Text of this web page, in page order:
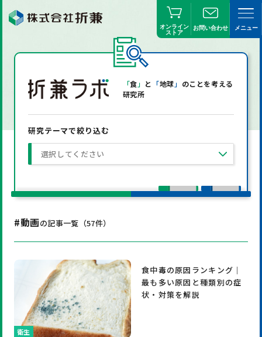
オンライン
ストア
お問い合わせ メニュー
「食 」 と 「地球 」 のことを考える
研究所
研究テーマで絞り込む
選択してください
#動画の記事一覧（57件）
衛生
食中毒の原因ランキング｜
最も多い原因と種類別の症
状・対策を解説